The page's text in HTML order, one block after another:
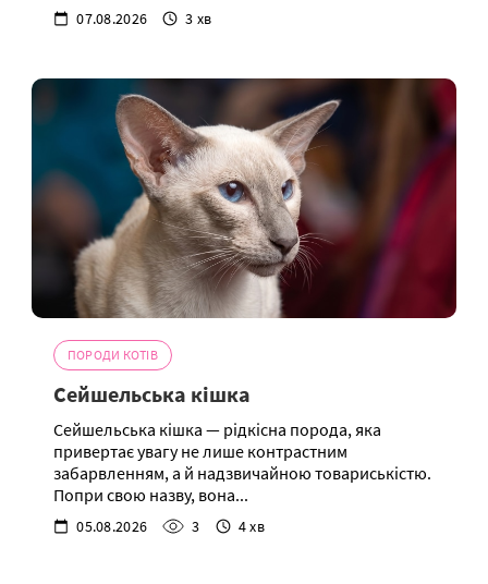
07.08.2026 3 хв
ПОРОДИ КОТІВ
Сейшельська кішка
Сейшельська кішка — рідкісна порода, яка
привертає увагу не лише контрастним
забарвленням, а й надзвичайною товариськістю.
Попри свою назву, вона...
05.08.2026 3 4 хв